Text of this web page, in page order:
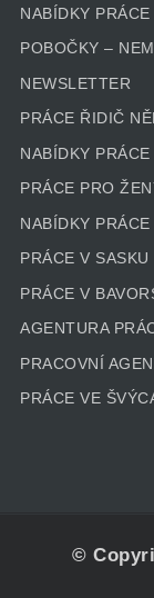
NABÍDKY
POBOČKY –
NEWSLETTER
PRÁCE ŘIDIČ
NABÍDKY
PRÁCE PRO
NABÍDKY
PRÁCE V SASKU
PRÁCE V
AGENTURA
PRACOVNÍ
PRÁCE VE
©